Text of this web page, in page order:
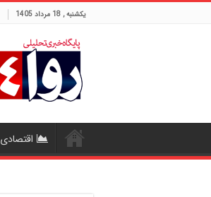
یکشنبه , 18 مرداد 1405
اقتصادی